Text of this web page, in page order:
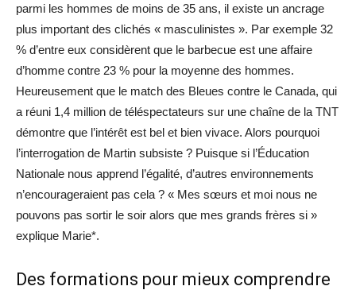
parmi les hommes de moins de 35 ans, il existe un ancrage
plus important des clichés « masculinistes ». Par exemple 32
% d’entre eux considèrent que le barbecue est une affaire
d’homme contre 23 % pour la moyenne des hommes.
Heureusement que le match des Bleues contre le Canada, qui
a réuni 1,4 million de téléspectateurs sur une chaîne de la TNT
démontre que l’intérêt est bel et bien vivace. Alors pourquoi
l’interrogation de Martin subsiste ? Puisque si l’Éducation
Nationale nous apprend l’égalité, d’autres environnements
n’encourageraient pas cela ? « Mes sœurs et moi nous ne
pouvons pas sortir le soir alors que mes grands frères si »
explique Marie*.
Des formations pour mieux comprendre